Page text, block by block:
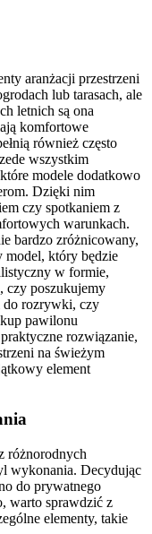
aranżacji przestrzeni
lub tarasach, ale
letnich są ona
komfortowe
również często
wszystkim
modele dodatkowo
Dzięki nim
czy spotkaniem z
warunkach.
bardzo zróżnicowany,
model, który będzie
w formie,
czy poszukujemy
do rozrywki, czy
pawilonu
rozwiązanie,
na świeżym
element
różnorodnych
wykonania. Decydując
do prywatnego
warto sprawdzić z
elementy, takie